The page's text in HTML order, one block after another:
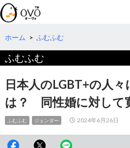
検
索
コ
テ
へ
ホーム > ふむふむ
ふむふむ
日本人のLGBT+の人
は？ 同性婚に対して
ふむふむ ジェンダー 2024年6月26日